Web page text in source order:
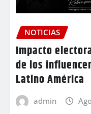
NOTICIAS
Impacto
de los
Latino América
admin